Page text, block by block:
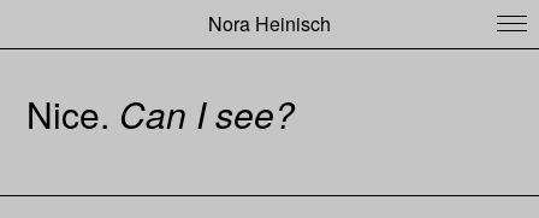
Nora Heinisch
Nice. Can I see?